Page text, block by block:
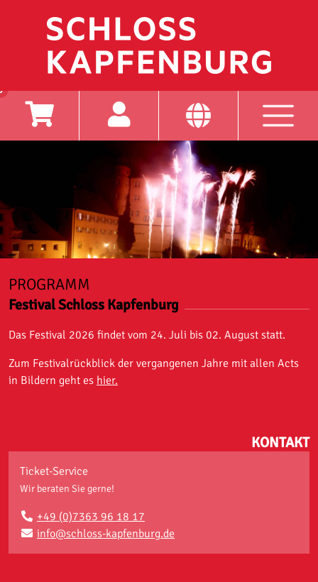
PROGRAMM
Festival Schloss Kapfenburg
Das Festival 2026 findet vom 24. Juli bis 02. August statt.
Zum Festivalrückblick der vergangenen Jahre mit allen Acts
in Bildern geht es hier.
KONTAKT
Ticket-Service
Wir beraten Sie gerne!
+49 (0)7363 96 18 17
info@schloss-kapfenburg.de